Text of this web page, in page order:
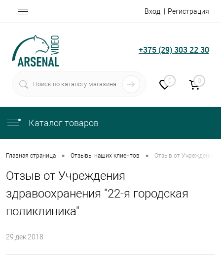
Вход Регистрация
+375 (29) 303 22 30
0 0
Каталог товаров
Главная страница • Отзывы наших клиентов • Отзыв от Учреждения
Отзыв от Учреждения
здравоохранения "22-я городская
поликлиника"
29.дек.2018